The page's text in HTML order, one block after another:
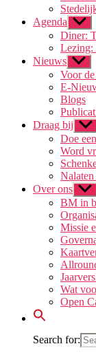
Agenda Toon
Diner:
Lezing:
Nieuws Toon
Voor
E-
Blogs
Draag bij Toon
Doe
Word
Over ons Toon
BM in
Missie
Wat
Open
Search for: